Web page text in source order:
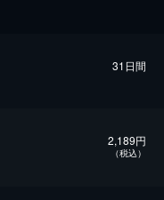
31日間
2,189円
（税込）